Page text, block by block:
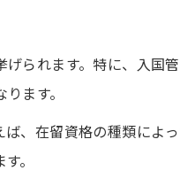
られます。特に、入国
ます。
、在留資格の種類によ
。